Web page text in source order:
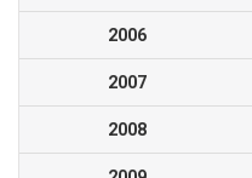
2006
2007
2008